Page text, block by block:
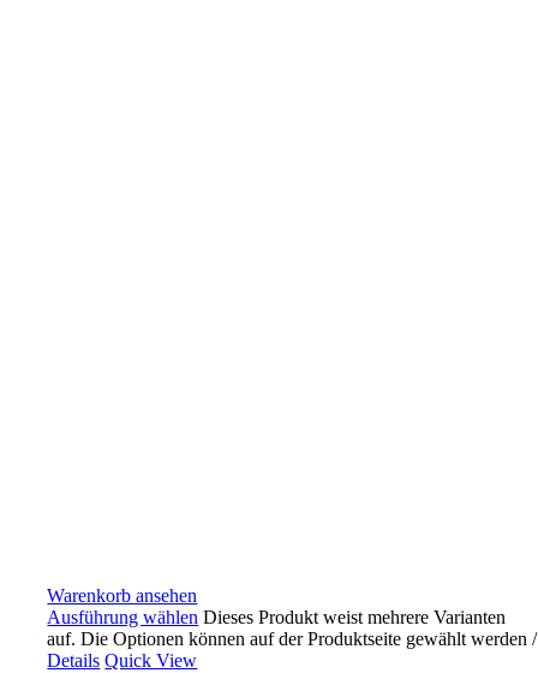
Warenkorb ansehen
Ausführung wählen Dieses Produkt weist mehrere Varianten
auf. Die Optionen können auf der Produktseite gewählt werden/
Details Quick View